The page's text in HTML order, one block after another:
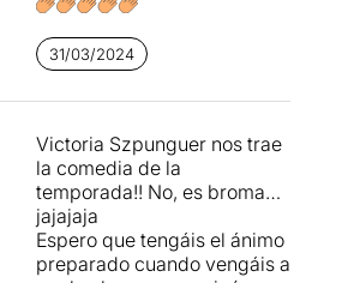
argumentales nos hacen
dudar entre una verdad dura
o un sueño hecho realidad
31/03/2024
Victoria Szpunguer nos trae
la comedia de la
temporada!! No, es broma…
jajajaja
Espero que tengáis el ánimo
preparado cuando vengáis a